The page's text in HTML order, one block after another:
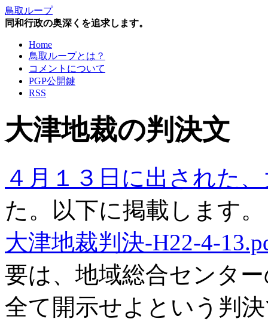
鳥取ループ
同和行政の奥深くを追求します。
Home
鳥取ループとは？
コメントについて
PGP公開鍵
RSS
大津地裁の判決文
４月１３日に出された
た。以下に掲載します。
大津地裁判決-H22-4-
要は、地域総合センタ
全て開示せよという判